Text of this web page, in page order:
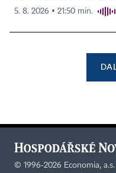
5. 8. 2026 ▪ 21:50 min.
© 1996-2026 Economia, a.s.